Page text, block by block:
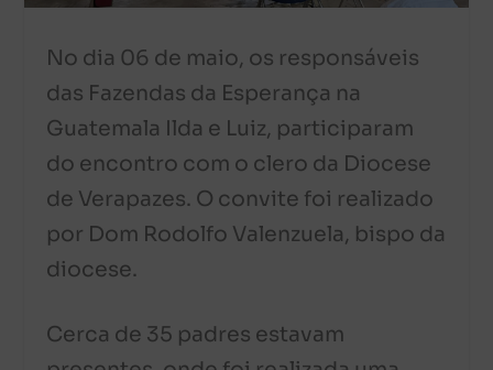
No dia 06 de maio, os responsáveis
das Fazendas da Esperança na
Guatemala Ilda e Luiz, participaram
do encontro com o clero da Diocese
de Verapazes. O convite foi realizado
por Dom Rodolfo Valenzuela, bispo da
diocese.
Cerca de 35 padres estavam